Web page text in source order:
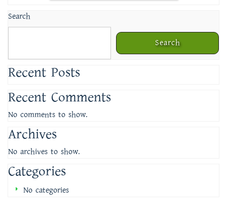
Search
Search
Recent Posts
Recent Comments
No comments to show.
Archives
No archives to show.
Categories
No categories